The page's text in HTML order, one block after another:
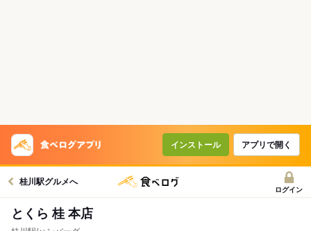
インストール アプリで開く
桂川駅グルメへ
ログイン
とくら 桂 本店